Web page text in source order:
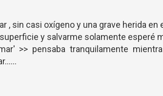
, sin casi oxígeno y una grave herida en
y salvarme solamente esperé
>> pensaba tranquilamente